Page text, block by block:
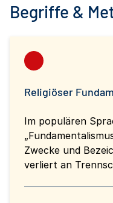
Begriffe &
Religiöser
Im populären
Zwecke und
verliert an